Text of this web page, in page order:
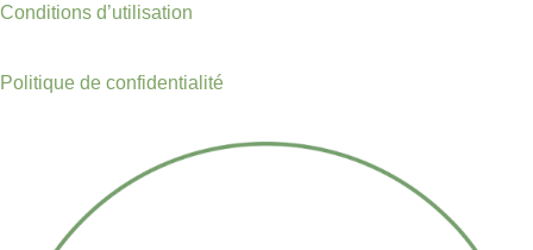
Conditions d’utilisation
Politique de confidentialité